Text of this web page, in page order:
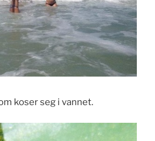
koser seg i vannet.